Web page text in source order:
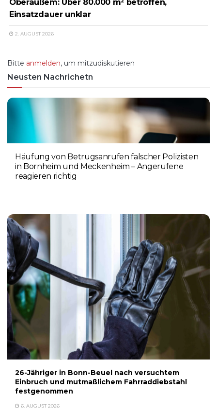
Oberaußem: Über 80.000 m² betroffen,
Einsatzdauer unklar
2. AUGUST 2026
Bitte anmelden, um mitzudiskutieren
Neusten Nachrichetn
Häufung von Betrugsanrufen falscher Polizisten
in Bornheim und Meckenheim – Angerufene
reagieren richtig
26-Jähriger in Bonn-Beuel nach versuchtem
Einbruch und mutmaßlichem Fahrraddiebstahl
festgenommen
6. AUGUST 2026